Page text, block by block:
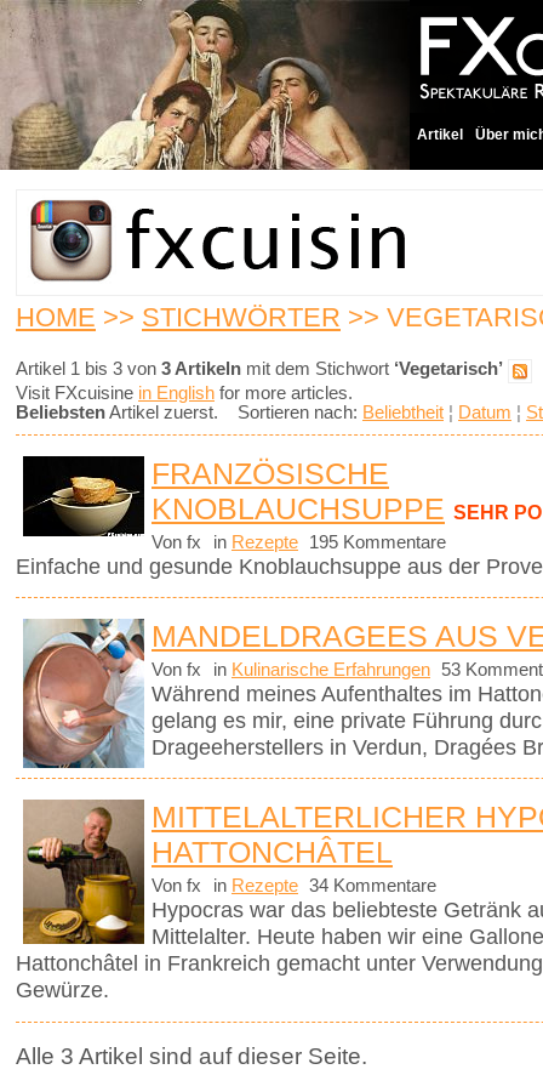
Artikel Über
HOME >> STICHWÖRTER >>
Artikel 1 bis 3 von 3 Artikeln mit dem Stichwort ‘Vegetarisch’
Visit FXcuisine in English for more articles.
BeliebstenArtikel zuerst. Sortieren nach: Beliebtheit ¦ Datum ¦
FRANZÖSISCHE
KNOBLAUCHSUPPE SEHR
Von fx in Rezepte 195 Kommentare
Einfache und gesunde Knoblauchsuppe aus der
MANDELDRAGEES AUS
Von fx in Kulinarische Erfahrungen 53
Während meines Aufenthaltes im
gelang es mir, eine private Führung
Drageeherstellers in Verdun, Dragées
MITTELALTERLICHER
HATTONCHÂTEL
Von fx in Rezepte 34 Kommentare
Hypocras war das beliebteste Getränk
Mittelalter. Heute haben wir eine
Hattonchâtel in Frankreich gemacht unter
Gewürze.
Alle 3 Artikel sind auf dieser Seite.